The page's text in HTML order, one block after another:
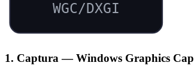
WGC/DXGI
1. Captura — Windows Graphics